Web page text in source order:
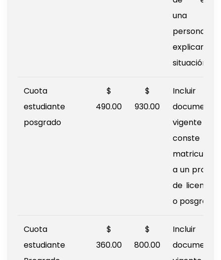
una
personal
situación.
Cuota
estudiante
posgrado
$
490.00
$
930.00
Incluir
documento
vigente
conste
a un
de
o posgrado.
Cuota
estudiante
$
360.00
$
800.00
Incluir
documento